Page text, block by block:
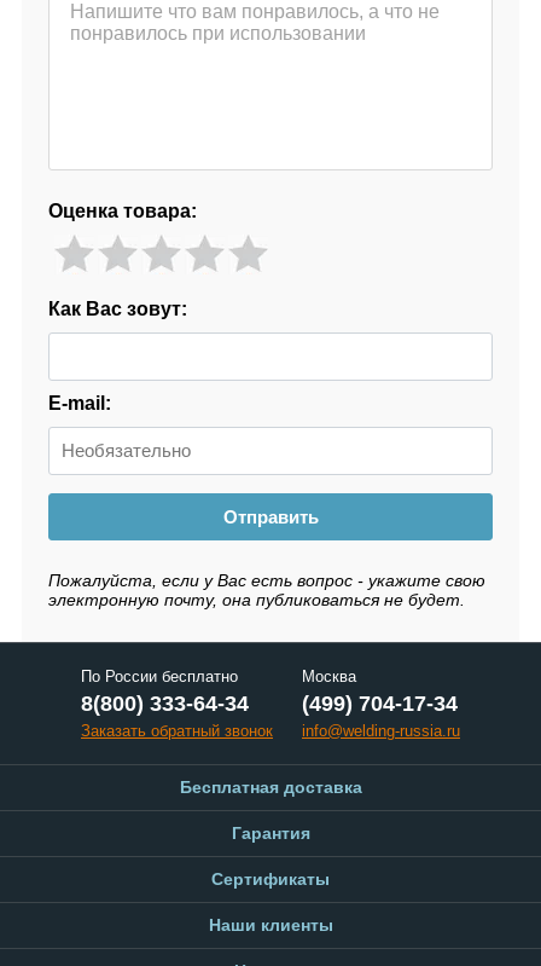
Оценка товара:
Как Вас зовут:
E-mail:
Отправить
Пожалуйста, если у Вас есть вопрос - укажите свою
электронную почту, она публиковаться не будет.
По России бесплатно
8(800) 333-64-34
Заказать обратный звонок
Москва
(499) 704-17-34
info@welding-russia.ru
Бесплатная доставка
Гарантия
Сертификаты
Наши клиенты